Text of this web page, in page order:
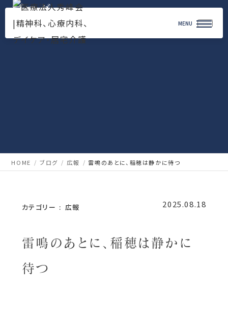
ブログ
Blog
HOME ブログ 広報 雷鳴のあとに、稲穂は静かに待つ
カテゴリー 広報 2025.08.18
雷鳴のあとに、稲穂は静かに
待つ